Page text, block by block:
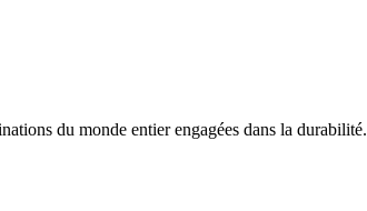
du monde entier engagées dans la durabilité.